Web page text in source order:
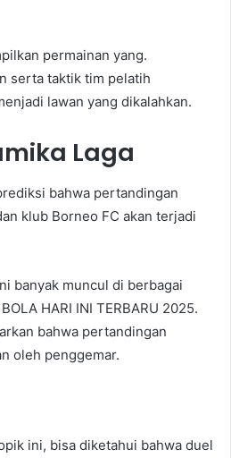
permainan yang.
serta taktik tim pelatih
lawan yang dikalahkan.
Laga
bahwa pertandingan
klub Borneo FC akan terjadi
banyak muncul di berbagai
HARI INI TERBARU 2025.
bahwa pertandingan
oleh penggemar.
ini, bisa diketahui bahwa duel